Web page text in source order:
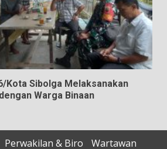
Kota Sibolga Melaksanakan
Warga Binaan
Perwakilan & Biro Wartawan